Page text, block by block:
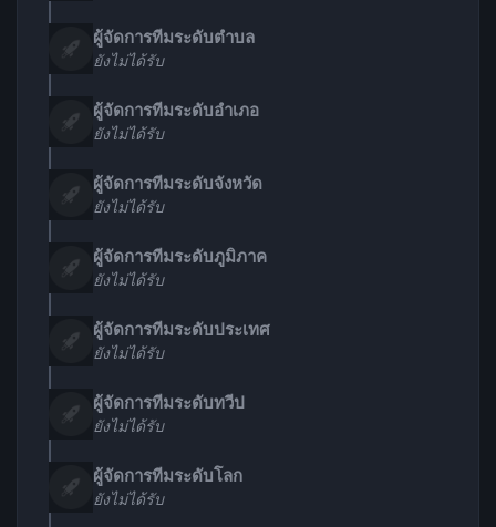
ผู้จัดการทีมระดับตำบล
ยังไม่ได้รับ
ผู้จัดการทีมระดับอำเภอ
ยังไม่ได้รับ
ผู้จัดการทีมระดับจังหวัด
ยังไม่ได้รับ
ผู้จัดการทีมระดับภูมิภาค
ยังไม่ได้รับ
ผู้จัดการทีมระดับประเทศ
ยังไม่ได้รับ
ผู้จัดการทีมระดับทวีป
ยังไม่ได้รับ
ผู้จัดการทีมระดับโลก
ยังไม่ได้รับ